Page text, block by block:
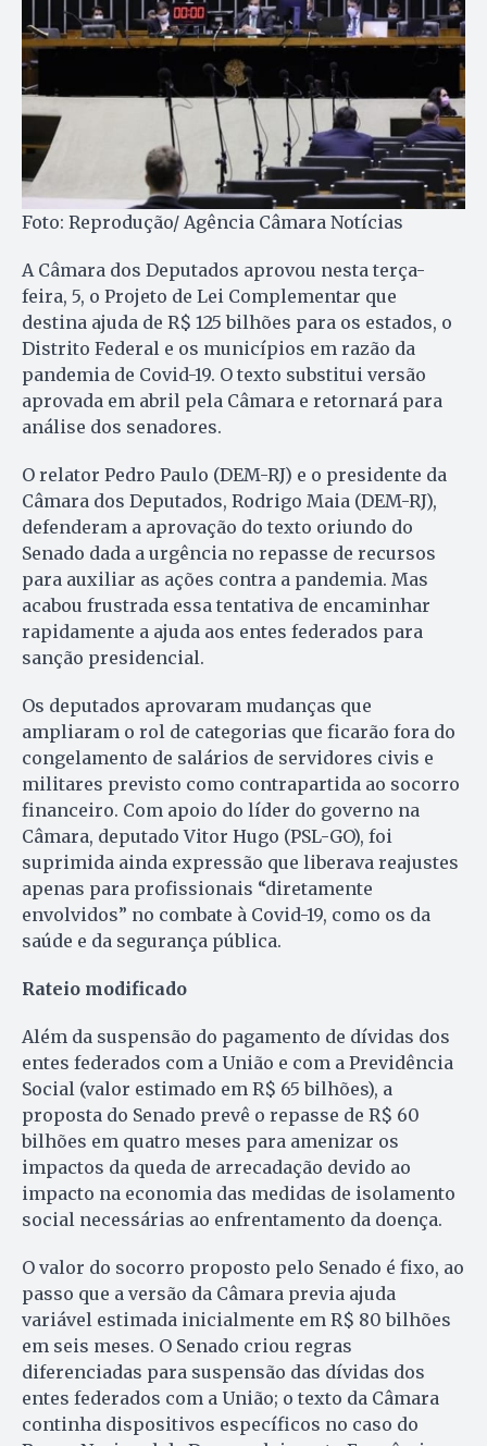
Foto: Reprodução/ Agência Câmara Notícias
A Câmara dos Deputados aprovou nesta terça-
feira, 5, o Projeto de Lei Complementar que
destina ajuda de R$ 125 bilhões para os estados, o
Distrito Federal e os municípios em razão da
pandemia de Covid-19. O texto substitui versão
aprovada em abril pela Câmara e retornará para
análise dos senadores.
O relator Pedro Paulo (DEM-RJ) e o presidente da
Câmara dos Deputados, Rodrigo Maia (DEM-RJ),
defenderam a aprovação do texto oriundo do
Senado dada a urgência no repasse de recursos
para auxiliar as ações contra a pandemia. Mas
acabou frustrada essa tentativa de encaminhar
rapidamente a ajuda aos entes federados para
sanção presidencial.
Os deputados aprovaram mudanças que
ampliaram o rol de categorias que ficarão fora do
congelamento de salários de servidores civis e
militares previsto como contrapartida ao socorro
financeiro. Com apoio do líder do governo na
Câmara, deputado Vitor Hugo (PSL-GO), foi
suprimida ainda expressão que liberava reajustes
apenas para profissionais “diretamente
envolvidos” no combate à Covid-19, como os da
saúde e da segurança pública.
Rateio modificado
Além da suspensão do pagamento de dívidas dos
entes federados com a União e com a Previdência
Social (valor estimado em R$ 65 bilhões), a
proposta do Senado prevê o repasse de R$ 60
bilhões em quatro meses para amenizar os
impactos da queda de arrecadação devido ao
impacto na economia das medidas de isolamento
social necessárias ao enfrentamento da doença.
O valor do socorro proposto pelo Senado é fixo, ao
passo que a versão da Câmara previa ajuda
variável estimada inicialmente em R$ 80 bilhões
em seis meses. O Senado criou regras
diferenciadas para suspensão das dívidas dos
entes federados com a União; o texto da Câmara
continha dispositivos específicos no caso do